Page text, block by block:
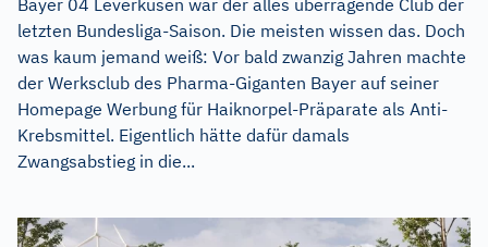
Bayer 04 Leverkusen war der alles überragende Club der
letzten Bundesliga-Saison. Die meisten wissen das. Doch
was kaum jemand weiß: Vor bald zwanzig Jahren machte
der Werksclub des Pharma-Giganten Bayer auf seiner
Homepage Werbung für Haiknorpel-Präparate als Anti-
Krebsmittel. Eigentlich hätte dafür damals
Zwangsabstieg in die...